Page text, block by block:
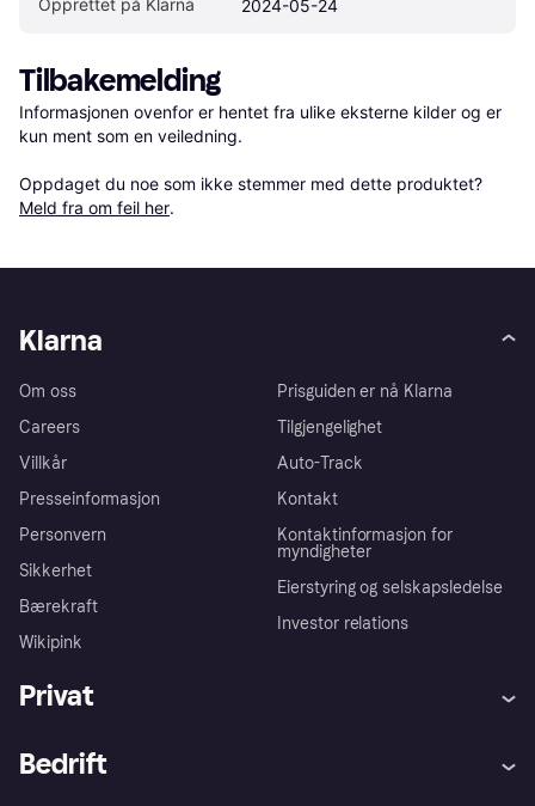
Opprettet på Klarna 2024-05-24
Tilbakemelding
Informasjonen ovenfor er hentet fra ulike eksterne kilder og er
kun ment som en veiledning.
Oppdaget du noe som ikke stemmer med dette produktet?
Meld fra om feil her.
Klarna
Om oss
Careers
Villkår
Presseinformasjon
Personvern
Sikkerhet
Bærekraft
Wikipink
Prisguiden er nå Klarna
Tilgjengelighet
Auto-Track
Kontakt
Kontaktinformasjon for
myndigheter
Eierstyring og selskapsledelse
Investor relations
Privat
Bedrift